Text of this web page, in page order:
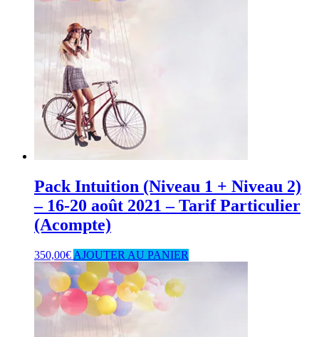
Pack Intuition (Niveau 1 + Niveau 2)
– 16-20 août 2021 – Tarif Particulier
(Acompte)
350,00€ AJOUTER AU PANIER